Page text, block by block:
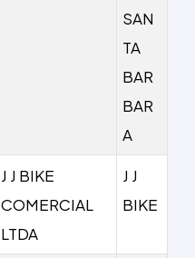
SAN
TA
BAR
BAR
A
J J BIKE
COMERCIAL
LTDA
J J
BIKE